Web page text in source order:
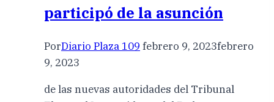
participó de la asunción
PorDiario Plaza 109 febrero 9, 2023febrero
9, 2023
de las nuevas autoridades del Tribunal